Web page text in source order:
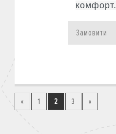
комфорт.
Замовити
« 1 2 3 »